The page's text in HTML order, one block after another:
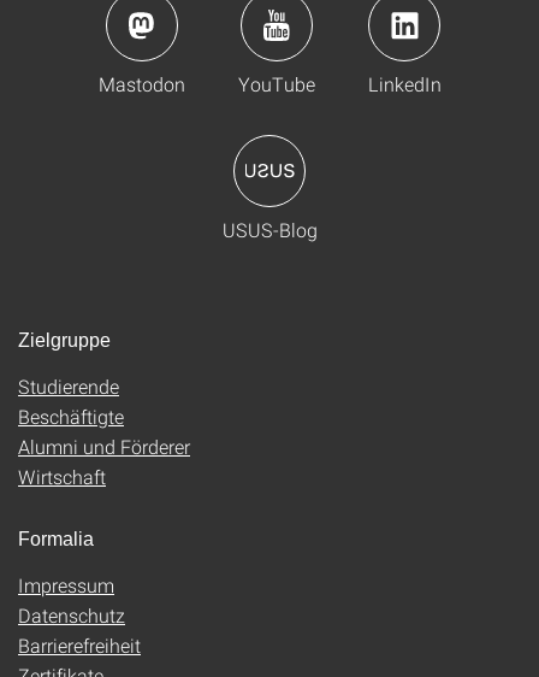
Mastodon YouTube LinkedIn
USUS-Blog
Zielgruppe
Studierende
Beschäftigte
Alumni und Förderer
Wirtschaft
Formalia
Impressum
Datenschutz
Barrierefreiheit